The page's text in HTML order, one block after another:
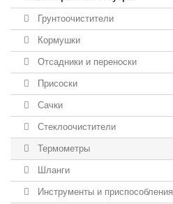
Грунтоочистители
Кормушки
Отсадники и переноски
Присоски
Сачки
Стеклоочистители
Термометры
Шланги
Инструменты и приспособления